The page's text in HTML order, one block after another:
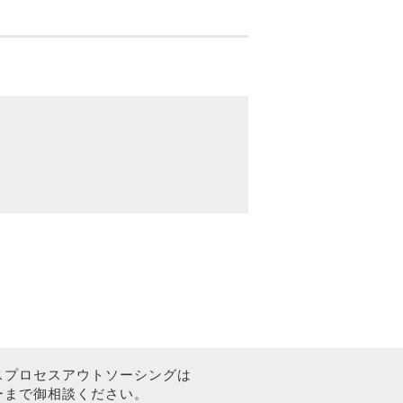
ロセスアウトソーシングは
で御相談ください。